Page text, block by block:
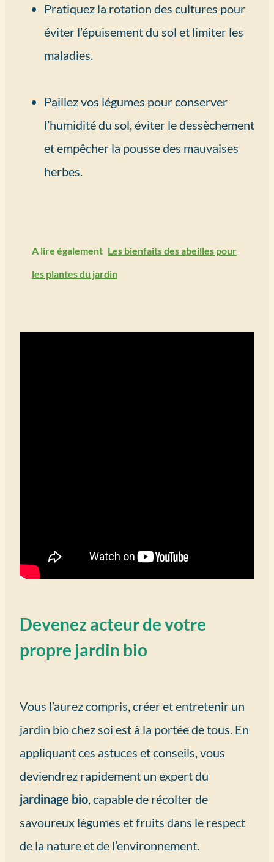
Pratiquez la rotation des cultures pour
éviter l’épuisement du sol et limiter les
maladies.
Paillez vos légumes pour conserver
l’humidité du sol, éviter le dessèchement
et empêcher la pousse des mauvaises
herbes.
A lire également Les bienfaits des abeilles pour
les plantes du jardin
Devenez acteur de votre
propre jardin bio
Vous l’aurez compris, créer et entretenir un
jardin bio chez soi est à la portée de tous. En
appliquant ces astuces et conseils, vous
deviendrez rapidement un expert du
jardinage bio, capable de récolter de
savoureux légumes et fruits dans le respect
de la nature et de l’environnement.